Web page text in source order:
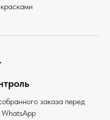
заказа перед
WhatsApp